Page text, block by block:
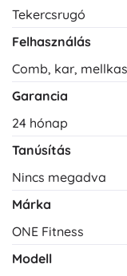
Tekercsrugó
Felhasználás
Comb, kar,
Garancia
24 hónap
Tanúsítás
Nincs megadva
Márka
ONE Fitness
Modell